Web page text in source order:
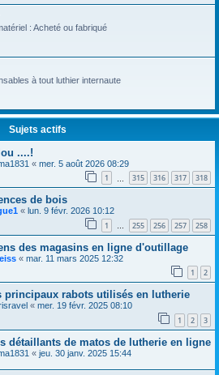
: Acheté ou fabriqué
à tout luthier internaute
Sujets actifs
....!
« mer. 5 août 2026 08:29
1 315 316 317 318
de bois
« lun. 9 févr. 2026 10:12
1 … 255 256 257 258
des magasins en ligne d'outillage
« mar. 11 mars 2025 12:32
1 2
principaux rabots utilisés en lutherie
« mer. 19 févr. 2025 08:10
1 2 3
détaillants de matos de lutherie en ligne
« jeu. 30 janv. 2025 15:44